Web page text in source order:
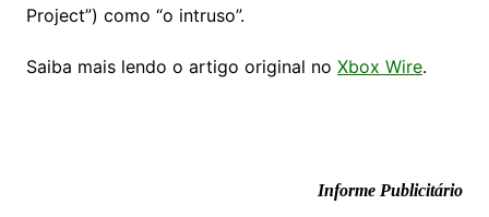
Project”) como “o intruso”.
Saiba mais lendo o artigo original no Xbox Wire.
Informe Publicitário